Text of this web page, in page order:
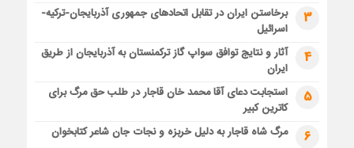
3
برخاستن ایران در تقابل اتحادهای جمهوری آذربایجان-ترکیه-
اسرائیل
4
آثار و نتایج توافق سواپ گاز ترکمنستان به آذربایجان از طریق
ایران
5
استجابت دعای آقا محمد خان قاجار در طلب حق مرگ برای
کاترین کبیر
6 مرگ شاه قاجار به دلیل خربزه و نجات جان شاعر کتابخوان